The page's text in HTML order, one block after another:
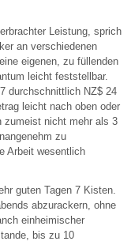
Leistung, sprich
an verschiedenen
eigenen, zu füllenden
leicht feststellbar.
durchschnittlich NZ$ 24
leicht nach oben oder
zumeist nicht mehr als 3
zu
Arbeit wesentlich
guten Tagen 7 Kisten.
abzurackern, ohne
einheimischer
bis zu 10